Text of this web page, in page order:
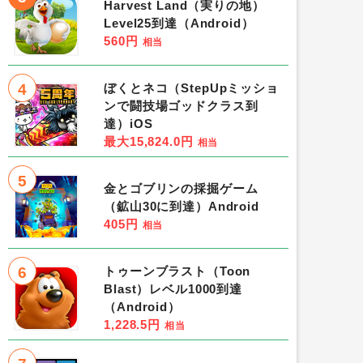
Harvest Land（実りの地）
Level25到達（Android）
560円 相当
4
ぼくとネコ（StepUpミッショ
ンで闘技場ゴッドクラス到
達）iOS
最大15,824.0円 相当
5
金とゴブリンの採掘ゲーム
（鉱山30に到達）Android
405円 相当
6
トゥーンブラスト（Toon
Blast）レベル1000到達
（Android）
1,228.5円 相当